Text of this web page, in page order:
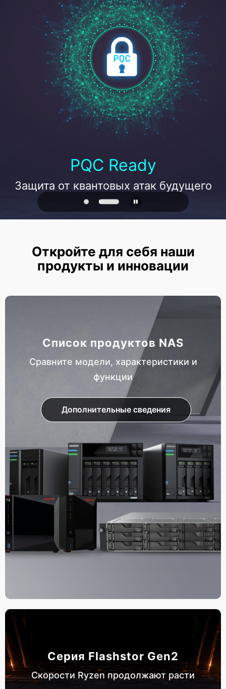
PQC Ready
Защита от квантовых атак будущего
Откройте для себя наши
продукты и инновации
Список продуктов NAS
Сравните модели, характеристики и
функции
Дополнительные сведения
Серия Flashstor Gen2
Скорости Ryzen продолжают расти